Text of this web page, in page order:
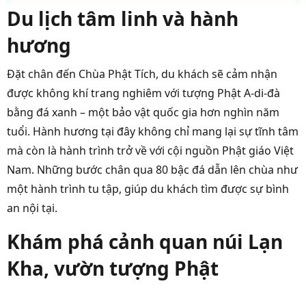
Du lịch tâm linh và hành
hương
Đặt chân đến Chùa Phật Tích, du khách sẽ cảm nhận
được không khí trang nghiêm với tượng Phật A-di-đà
bằng đá xanh – một bảo vật quốc gia hơn nghìn năm
tuổi. Hành hương tại đây không chỉ mang lại sự tĩnh tâm
mà còn là hành trình trở về với cội nguồn Phật giáo Việt
Nam. Những bước chân qua 80 bậc đá dẫn lên chùa như
một hành trình tu tập, giúp du khách tìm được sự bình
an nội tại.
Khám phá cảnh quan núi Lạn
Kha, vườn tượng Phật